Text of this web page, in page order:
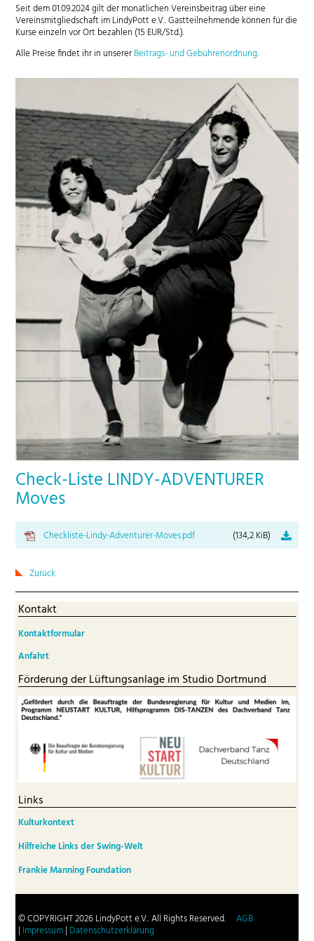
Seit dem 01.09.2024 gilt der monatlichen Vereinsbeitrag über eine
Vereinsmitgliedschaft im LindyPott e.V.. Gastteilnehmende können für die
Kurse einzeln vor Ort bezahlen (15 EUR/Std.).
Alle Preise findet ihr in unsererBeitrags- und Gebührenordnung.
Check-Liste LINDY-ADVENTURER
Moves
Checkliste-Lindy-Adventurer-Moves.pdf (134,2 KiB)
Zurück
Kontakt
Kontaktformular
Anfahrt
Förderung der Lüftungsanlage im Studio Dortmund
Links
Kulturkontext
Hilfreiche Links der Swing-Welt
Frankie Manning Foundation
© COPYRIGHT 2026 LindyPott e.V.. All Rights Reserved.AGB
| Impressum| Datenschutzerklärung